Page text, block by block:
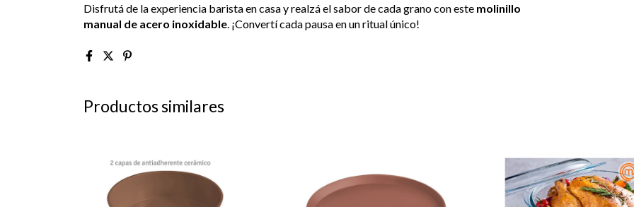
Disfrutá de la experiencia barista en casa y realzá el sabor de cada grano con este molinillo
manual de acero inoxidable . ¡Convertí cada pausa en un ritual único!
Productos similares